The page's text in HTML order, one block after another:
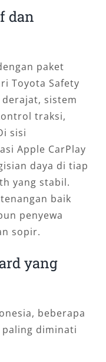
dan
paket
Toyota Safety
derajat, sistem
traksi,
sisi
Apple CarPlay
daya di tiap
yang stabil.
baik
penyewa
sopir.
yang
beberapa
paling diminati